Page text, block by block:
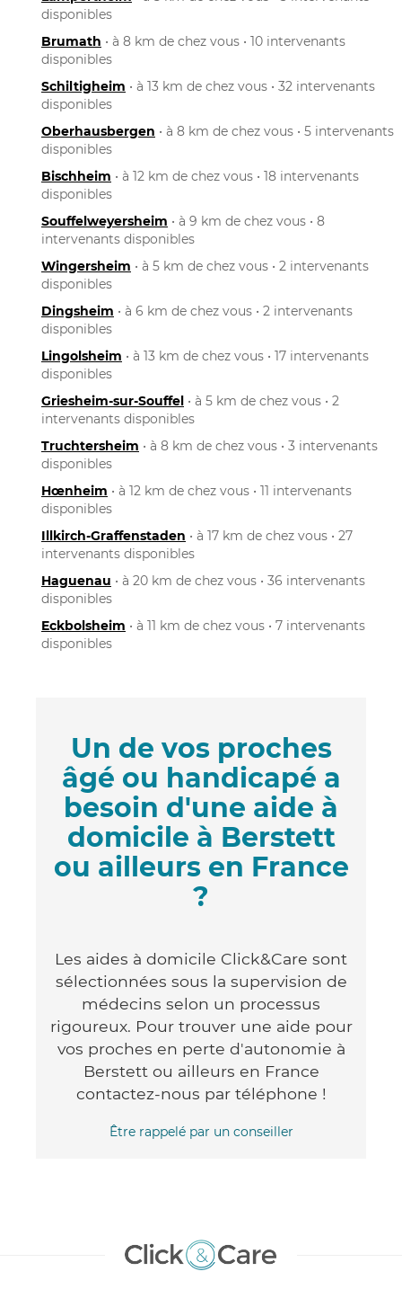
disponibles
Brumath • à 8 km de chez vous • 10 intervenants
disponibles
Schiltigheim • à 13 km de chez vous • 32 intervenants
disponibles
Oberhausbergen • à 8 km de chez vous • 5 intervenants
disponibles
Bischheim • à 12 km de chez vous • 18 intervenants
disponibles
Souffelweyersheim • à 9 km de chez vous • 8
intervenants disponibles
Wingersheim • à 5 km de chez vous • 2 intervenants
disponibles
Dingsheim • à 6 km de chez vous • 2 intervenants
disponibles
Lingolsheim • à 13 km de chez vous • 17 intervenants
disponibles
Griesheim-sur-Souffel • à 5 km de chez vous • 2
intervenants disponibles
Truchtersheim • à 8 km de chez vous • 3 intervenants
disponibles
Hœnheim • à 12 km de chez vous • 11 intervenants
disponibles
Illkirch-Graffenstaden • à 17 km de chez vous • 27
intervenants disponibles
Haguenau • à 20 km de chez vous • 36 intervenants
disponibles
Eckbolsheim • à 11 km de chez vous • 7 intervenants
disponibles
Un de vos proches
âgé ou handicapé a
besoin d'une aide à
domicile à Berstett
ou ailleurs en France
?
Les aides à domicile Click&Care sont
sélectionnées sous la supervision de
médecins selon un processus
rigoureux. Pour trouver une aide pour
vos proches en perte d'autonomie à
Berstett ou ailleurs en France
contactez-nous par téléphone !
Être rappelé par un conseiller